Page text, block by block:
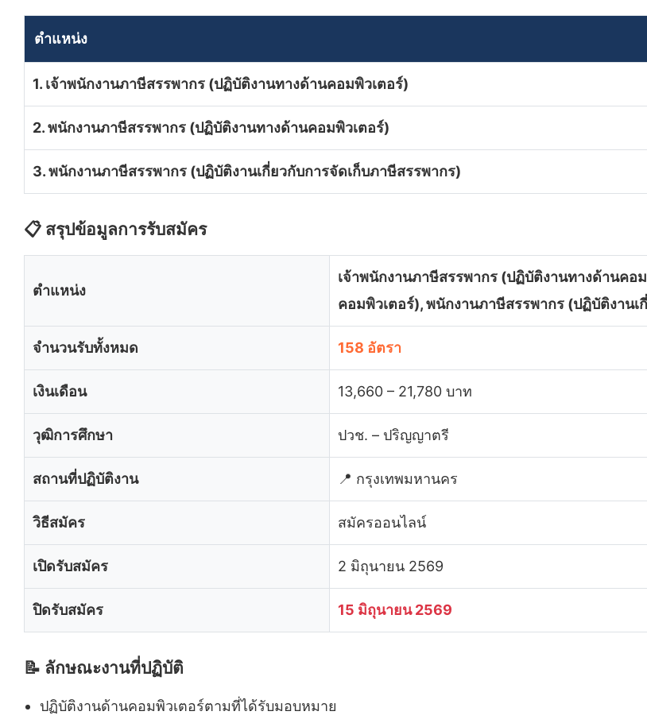
ตำแหน่ง
1. เจ้าพนักงานภาษีสรรพากร (ปฏิบัติงานทางด้านคอมพิวเตอร์)
2. พนักงานภาษีสรรพากร (ปฏิบัติงานทางด้านคอมพิวเตอร์)
3. พนักงานภาษีสรรพากร (ปฏิบัติงานเกี่ยวกับการจัดเก็บภาษีสรรพากร)
📋 สรุปข้อมูลการรับสมัคร
ตำแหน่ง
เจ้าพนักงานภาษีสรรพากร (ปฏิบัติงานทางด้านค
คอมพิวเตอร์), พนักงานภาษีสรรพากร (ปฏิบัติงานเ
จำนวนรับทั้งหมด 158 อัตรา
เงินเดือน 13,660 – 21,780 บาท
วุฒิการศึกษา ปวช. – ปริญญาตรี
สถานที่ปฏิบัติงาน 📍 กรุงเทพมหานคร
วิธีสมัคร สมัครออนไลน์
เปิดรับสมัคร 2 มิถุนายน 2569
ปิดรับสมัคร 15 มิถุนายน 2569
📝 ลักษณะงานที่ปฏิบัติ
ปฏิบัติงานด้านคอมพิวเตอร์ตามที่ได้รับมอบหมาย